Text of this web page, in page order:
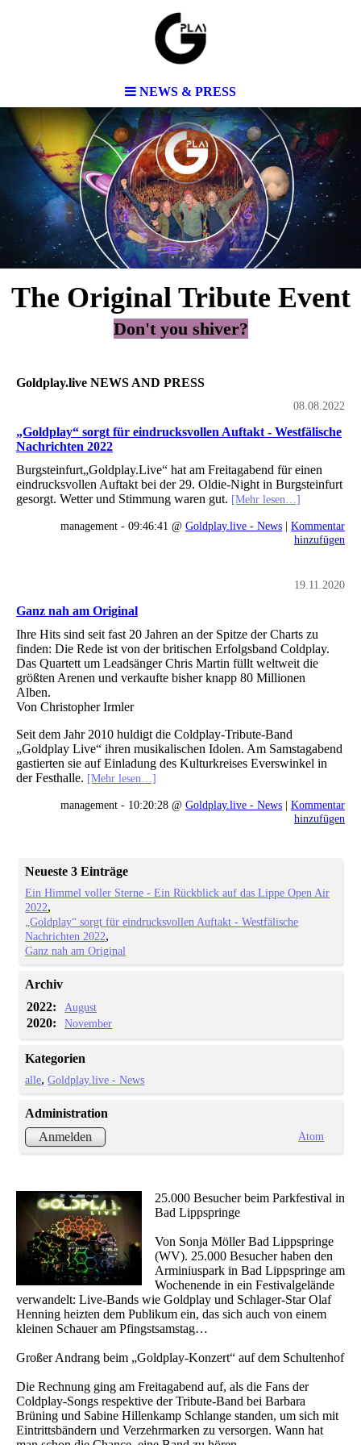
NEWS & PRESS
The Original Tribute Event
Don't you shiver?
Goldplay.live NEWS AND PRESS
08.08.2022
„Goldplay“ sorgt für eindrucksvollen Auftakt - Westfälische
Nachrichten 2022
Burgsteinfurt„Goldplay.Live“ hat am Freitagabend für einen
eindrucksvollen Auftakt bei der 29. Oldie-Night in Burgsteinfurt
gesorgt. Wetter und Stimmung waren gut. [Mehr lesen…]
management - 09:46:41 @ Goldplay.live - News | Kommentar
hinzufügen
19.11.2020
Ganz nah am Original
Ihre Hits sind seit fast 20 Jahren an der Spitze der Charts zu
finden: Die Rede ist von der britischen Erfolgsband Coldplay.
Das Quartett um Leadsänger Chris Martin füllt weltweit die
größten Arenen und verkaufte bisher knapp 80 Millionen
Alben.
Von Christopher Irmler
Seit dem Jahr 2010 huldigt die Coldplay-Tribute-Band
„Goldplay Live“ ihren musikalischen Idolen. Am Samstagabend
gastierten sie auf Einladung des Kulturkreises Everswinkel in
der Festhalle. [Mehr lesen…]
management - 10:20:28 @ Goldplay.live - News | Kommentar
hinzufügen
Neueste 3 Einträge
Ein Himmel voller Sterne - Ein Rückblick auf das Lippe Open Air
2022
„Goldplay“ sorgt für eindrucksvollen Auftakt - Westfälische
Nachrichten 2022
Ganz nah am Original
Archiv
2022:
August
2020: November
Kategorien
alle Goldplay.live - News
Administration
Anmelden
Atom
25.000 Besucher beim Parkfestival in
Bad Lippspringe
Von Sonja Möller Bad Lippspringe
(WV). 25.000 Besucher haben den
Arminiuspark in Bad Lippspringe am
Wochenende in ein Festivalgelände
verwandelt: Live-Bands wie Goldplay und Schlager-Star Olaf
Henning heizten dem Publikum ein, das sich auch von einem
kleinen Schauer am Pfingstsamstag…
Großer Andrang beim „Goldplay-Konzert“ auf dem Schultenhof
Die Rechnung ging am Freitagabend auf, als die Fans der
Coldplay-Songs respektive der Tribute-Band bei Barbara
Brüning und Sabine Hillenkamp Schlange standen, um sich mit
Eintrittsbändern und Verzehrmarken zu versorgen. Wann hat